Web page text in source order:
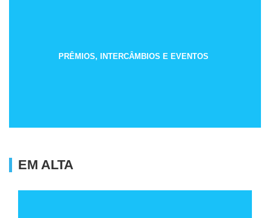
PRÊMIOS, INTERCÂMBIOS E EVENTOS
EM ALTA